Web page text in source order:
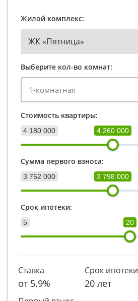
Жилой комплекс:
ЖК «Пятница»
Выберите кол-во комнат:
Стоимость квартиры:
4 180 000 4 260 000
Сумма первого взноса:
3 762 000 3 798 000
Срок ипотеки:
5 20
Ставка
от 5.9%
Срок ипотеки
20 лет